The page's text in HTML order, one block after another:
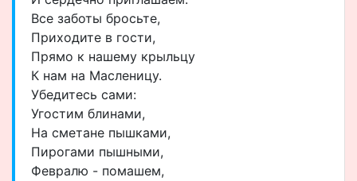
Все заботы бросьте,
Приходите в гости,
Прямо к нашему крыльцу
К нам на Масленицу.
Убедитесь сами:
Угостим блинами,
На сметане пышками,
Пирогами пышными,
Февралю - помашем,